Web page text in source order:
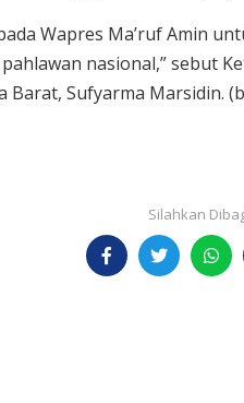
Wapres Ma’ruf Amin
nasional,” sebut
Barat, Sufyarma Marsidin.